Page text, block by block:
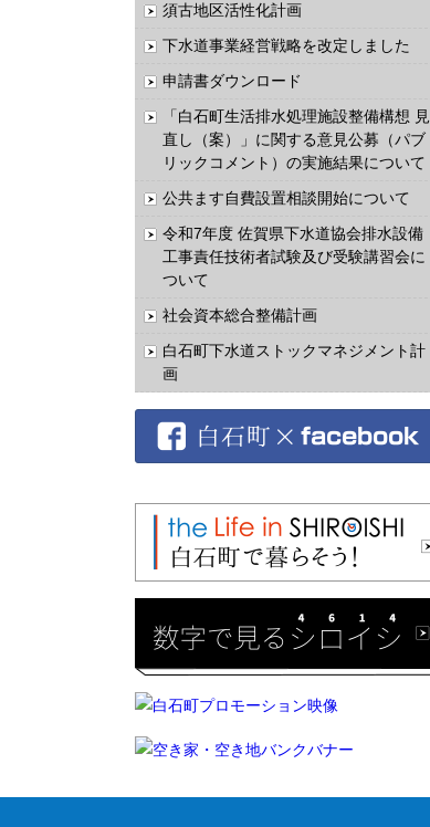
須古地区活性化計画
下水道事業経営戦略を改定しました
申請書ダウンロード
「白石町生活排水処理施設整備構想 見
直し（案）」に関する意見公募（パブ
リックコメント）の実施結果について
公共ます自費設置相談開始について
令和7年度 佐賀県下水道協会排水設備
工事責任技術者試験及び受験講習会に
ついて
社会資本総合整備計画
白石町下水道ストックマネジメント計
画